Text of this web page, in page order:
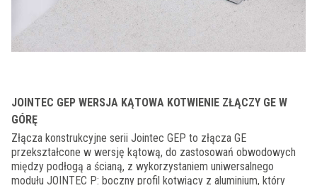
JOINTEC GEP WERSJA KĄTOWA KOTWIENIE ZŁĄCZY GE W
GÓRĘ
Złącza konstrukcyjne serii Jointec GEP to złącza GE
przekształcone w wersję kątową, do zastosowań obwodowych
między podłogą a ścianą, z wykorzystaniem uniwersalnego
modułu JOINTEC P: boczny profil kotwiący z aluminium, który